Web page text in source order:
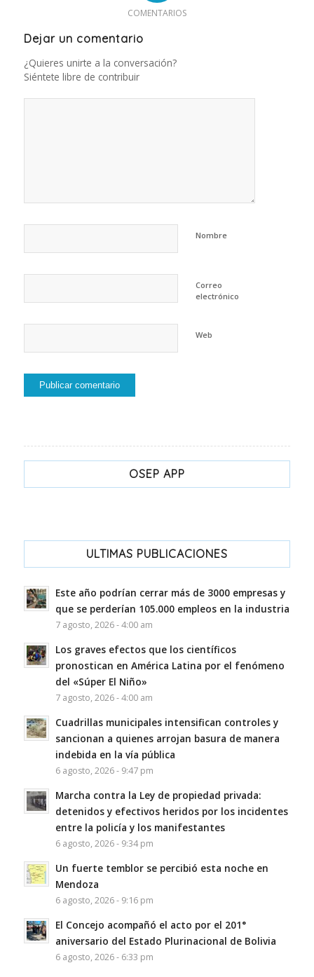
COMENTARIOS
Dejar un comentario
¿Quieres unirte a la conversación?
Siéntete libre de contribuir
Nombre
Correo
electrónico
Web
OSEP APP
ULTIMAS PUBLICACIONES
Este año podrían cerrar más de 3000 empresas y
que se perderían 105.000 empleos en la industria
7 agosto, 2026 - 4:00 am
Los graves efectos que los científicos
pronostican en América Latina por el fenómeno
del «Súper El Niño»
7 agosto, 2026 - 4:00 am
Cuadrillas municipales intensifican controles y
sancionan a quienes arrojan basura de manera
indebida en la vía pública
6 agosto, 2026 - 9:47 pm
Marcha contra la Ley de propiedad privada:
detenidos y efectivos heridos por los incidentes
entre la policía y los manifestantes
6 agosto, 2026 - 9:34 pm
Un fuerte temblor se percibió esta noche en
Mendoza
6 agosto, 2026 - 9:16 pm
El Concejo acompañó el acto por el 201°
aniversario del Estado Plurinacional de Bolivia
6 agosto, 2026 - 6:33 pm